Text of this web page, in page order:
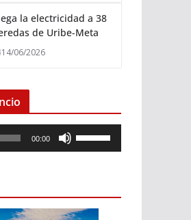
la electricidad a 38
de Uribe-Meta
14/06/2026
00:00
i
z